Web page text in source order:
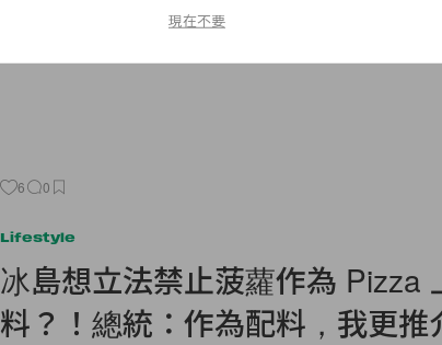
2017年2月24日
6 0
Lifestyle
冰島想立法禁止菠蘿作為 Pizza
料？！總統：作為配料，我更推
現在不要